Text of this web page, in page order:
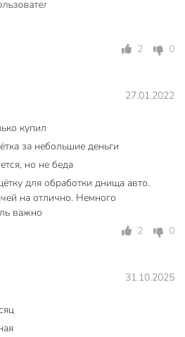
2 0
27.01.2022
купил
за небольшие деньги
но не беда
для обработки днища авто.
на отлично. Немного
важно
2
0
31.10.2025